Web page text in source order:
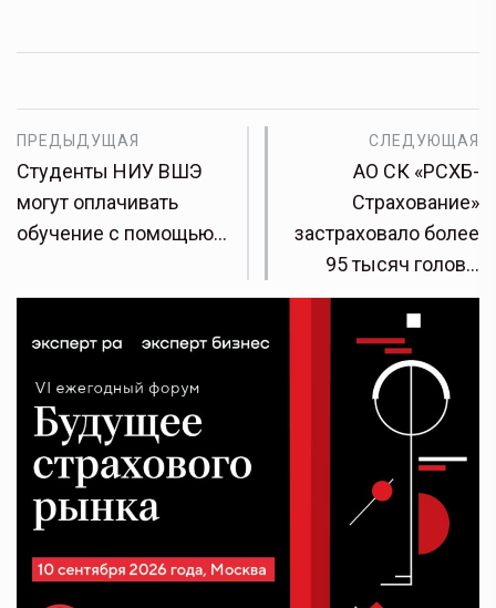
ПРЕДЫДУЩАЯ
Студенты НИУ ВШЭ
могут оплачивать
обучение с помощью…
СЛЕДУЮЩАЯ
АО СК «РСХБ-
Страхование»
застраховало более
95 тысяч голов…